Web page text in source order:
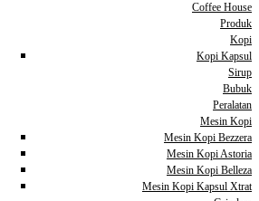
Coffee House
Produk
Kopi
Kopi Kapsul
Sirup
Bubuk
Peralatan
Mesin Kopi
Mesin Kopi Bezzera
Mesin Kopi Astoria
Mesin Kopi Belleza
Mesin Kopi Kapsul Xtrat